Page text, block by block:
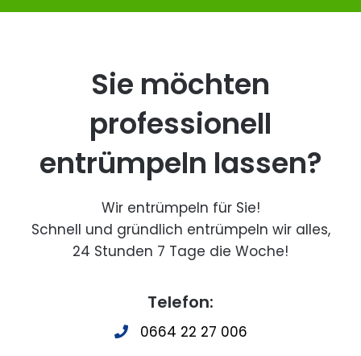
Sie möchten
professionell
entrümpeln lassen?
Wir entrümpeln für Sie!
Schnell und gründlich entrümpeln wir alles,
24 Stunden 7 Tage die Woche!
Telefon:
0664 22 27 006